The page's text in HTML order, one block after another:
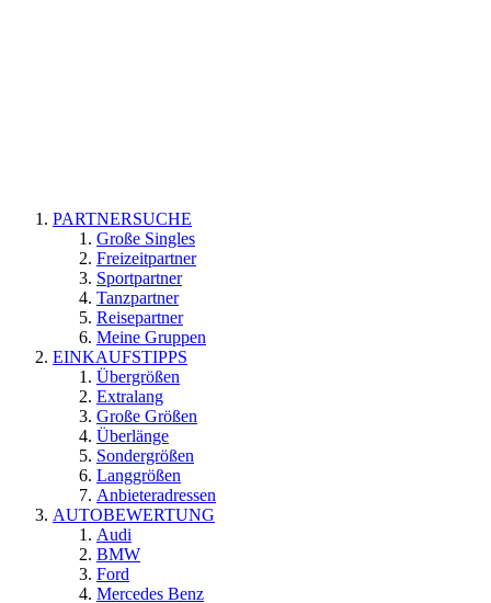
PARTNERSUCHE
Große Singles
Freizeitpartner
Sportpartner
Tanzpartner
Reisepartner
Meine Gruppen
EINKAUFSTIPPS
Übergrößen
Extralang
Große Größen
Überlänge
Sondergrößen
Langgrößen
Anbieteradressen
AUTOBEWERTUNG
Audi
BMW
Ford
Mercedes Benz